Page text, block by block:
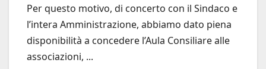
Per questo motivo, di concerto con il Sindaco e
l’intera Amministrazione, abbiamo dato piena
disponibilità a concedere l’Aula Consiliare alle
associazioni, ...